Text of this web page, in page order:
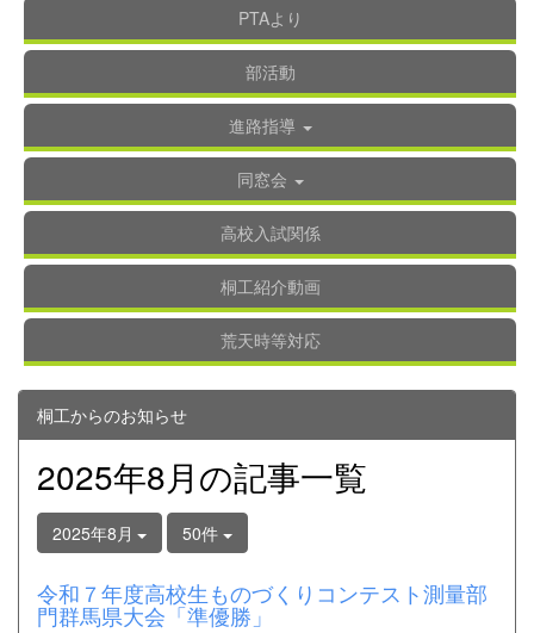
PTAより
部活動
進路指導
同窓会
高校入試関係
桐工紹介動画
荒天時等対応
桐工からのお知らせ
2025年8月の記事一覧
2025年8月 50件
令和７年度高校生ものづくりコンテスト測量部
門群馬県大会「準優勝」